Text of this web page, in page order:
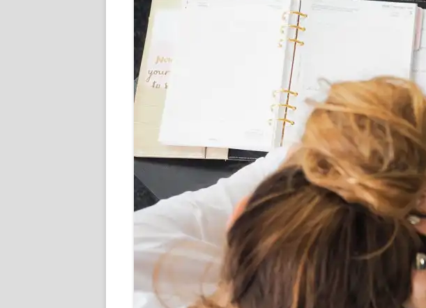
メ
ニ
ュ
ー
サッカー
食べ飲み歩き
日記